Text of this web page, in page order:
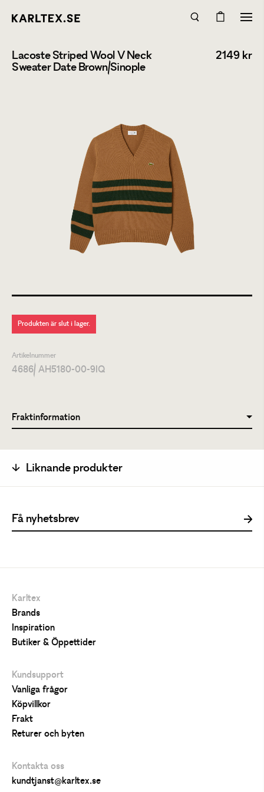
Lacoste Striped Wool V Neck
Sweater Date Brown/Sinople
2149 kr
Produkten är slut i lager.
Artikelnummer
4686/ AH5180-00-9IQ
Fraktinformation
Liknande produkter
Karltex
Brands
Inspiration
Butiker & Öppettider
Kundsupport
Vanliga frågor
Köpvillkor
Frakt
Returer och byten
Kontakta oss
kundtjanst@karltex.se